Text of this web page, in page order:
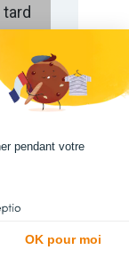
pendant votre
OK pour moi